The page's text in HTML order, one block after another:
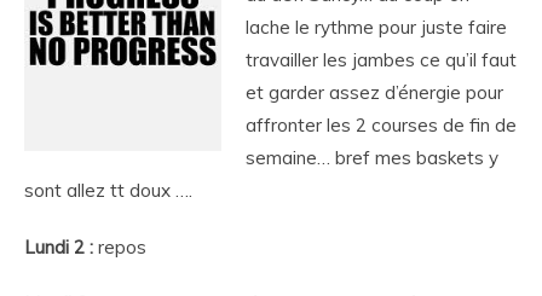
lache le rythme pour juste faire
travailler les jambes ce qu’il faut
et garder assez d’énergie pour
affronter les 2 courses de fin de
semaine… bref mes baskets y
sont allez tt doux ….
Lundi 2 : repos